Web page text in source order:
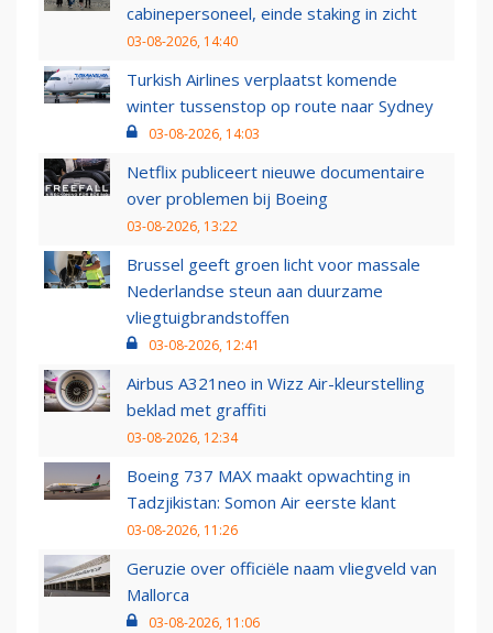
cabinepersoneel, einde staking in zicht
03-08-2026, 14:40
Turkish Airlines verplaatst komende
winter tussenstop op route naar Sydney
03-08-2026, 14:03
Netflix publiceert nieuwe documentaire
over problemen bij Boeing
03-08-2026, 13:22
Brussel geeft groen licht voor massale
Nederlandse steun aan duurzame
vliegtuigbrandstoffen
03-08-2026, 12:41
Airbus A321neo in Wizz Air-kleurstelling
beklad met graffiti
03-08-2026, 12:34
Boeing 737 MAX maakt opwachting in
Tadzjikistan: Somon Air eerste klant
03-08-2026, 11:26
Geruzie over officiële naam vliegveld van
Mallorca
03-08-2026, 11:06